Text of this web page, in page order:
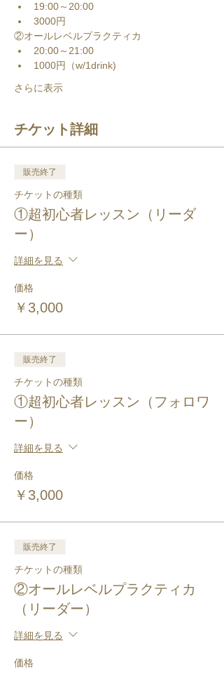
19:00～20:00
3000円
②オールレベルプラクティカ
20:00～21:00
1000円（w/1drink)
さらに表示
チケット詳細
販売終了
チケットの種類
①超初心者レッスン（リーダ
ー）
詳細を見る
価格
￥3,000
販売終了
チケットの種類
①超初心者レッスン（フォロワ
ー）
詳細を見る
価格
￥3,000
販売終了
チケットの種類
②オールレベルプラクティカ
（リーダー）
詳細を見る
価格